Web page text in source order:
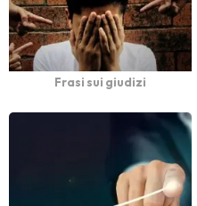
Frasi sui giudizi